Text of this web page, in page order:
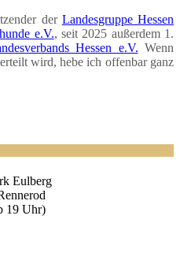
der Lan­des­grup­pe Hes­sen
e.V., seit 2025 außer­dem 1.
Hes­sen e.V. Wenn
wird, hebe ich offen­bar ganz
Eulberg
19 Uhr)